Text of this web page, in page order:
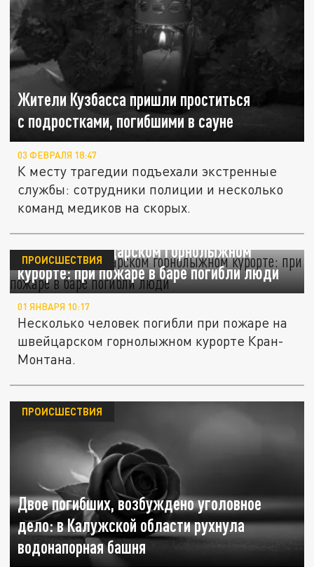
Жители Кузбасса пришли проститься
с подростками, погибшими в сауне
03 ФЕВРАЛЯ 18:47
К месту трагедии подъехали экстренные
службы: сотрудники полиции и несколько
команд медиков на скорых.
Взрыв на швейцарском горнолыжном
курорте: при пожаре в баре погибли люди
ПРОИСШЕСТВИЯ
01 ЯНВАРЯ 10:17
Несколько человек погибли при пожаре на
швейцарском горнолыжном курорте Кран-
Монтана.
Двое погибших, возбуждено уголовное
дело: в Калужской области рухнула
водонапорная башня
ПРОИСШЕСТВИЯ